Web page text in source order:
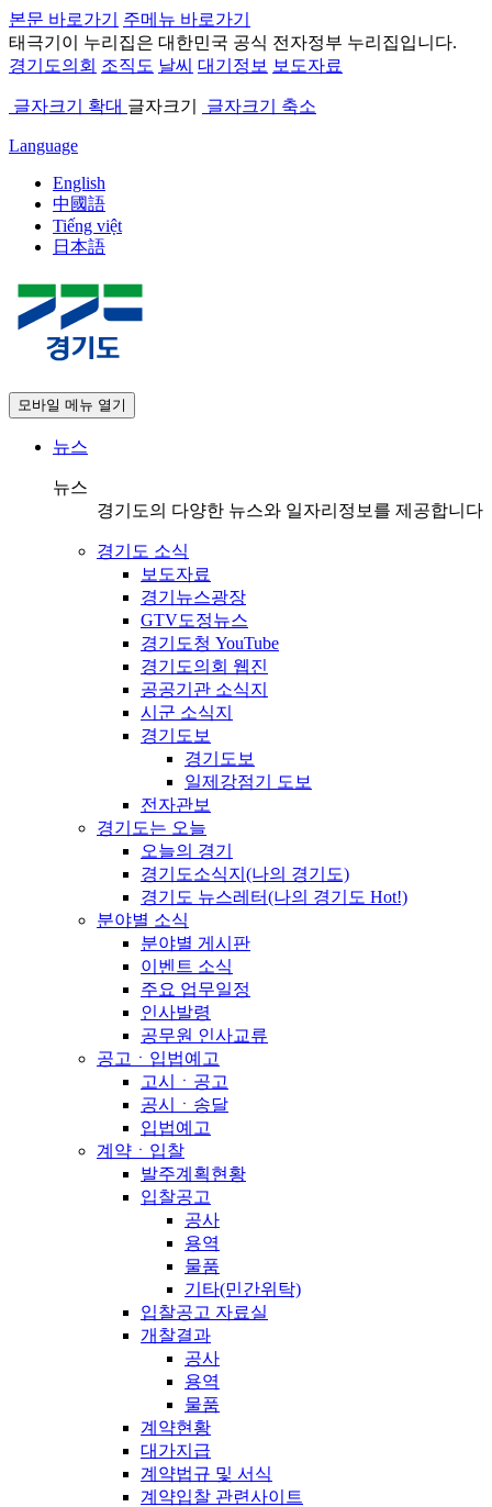
본문 바로가기
주메뉴 바로가기
태극기 이 누리집은 대한민국 공식 전자정부 누리집입니다.
경기도의회 조직도 날씨 대기정보 보도자료
글자크기 확대 글자크기 글자크기 축소
Language
English
中國語
Tiếng việt
日本語
모바일 메뉴 열기
뉴스
뉴스
경기도의 다양한 뉴스와 일자리정보를 제공합니다
경기도 소식
보도자료
경기뉴스광장
GTV도정뉴스
경기도청 YouTube
경기도의회 웹진
공공기관 소식지
시군 소식지
경기도보
경기도보
일제강점기 도보
전자관보
경기도는 오늘
오늘의 경기
경기도소식지(나의 경기도)
경기도 뉴스레터(나의 경기도 Hot!)
분야별 소식
분야별 게시판
이벤트 소식
주요 업무일정
인사발령
공무원 인사교류
공고ㆍ입법예고
고시ㆍ공고
공시ㆍ송달
입법예고
계약ㆍ입찰
발주계획현황
입찰공고
공사
용역
물품
기타(민간위탁)
입찰공고 자료실
개찰결과
공사
용역
물품
계약현황
대가지급
계약법규 및 서식
계약입찰 관련사이트